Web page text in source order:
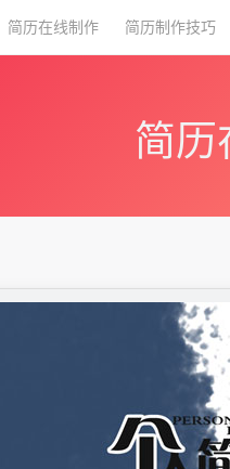
简历在线制作 简历制作技巧
简历